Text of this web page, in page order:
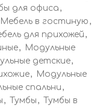
для офиса ,
Мебель в гостиную ,
для прихожей ,
, Модульные
детские,
, Модульные
спальни,
, Тумбы ,
Тумбы в